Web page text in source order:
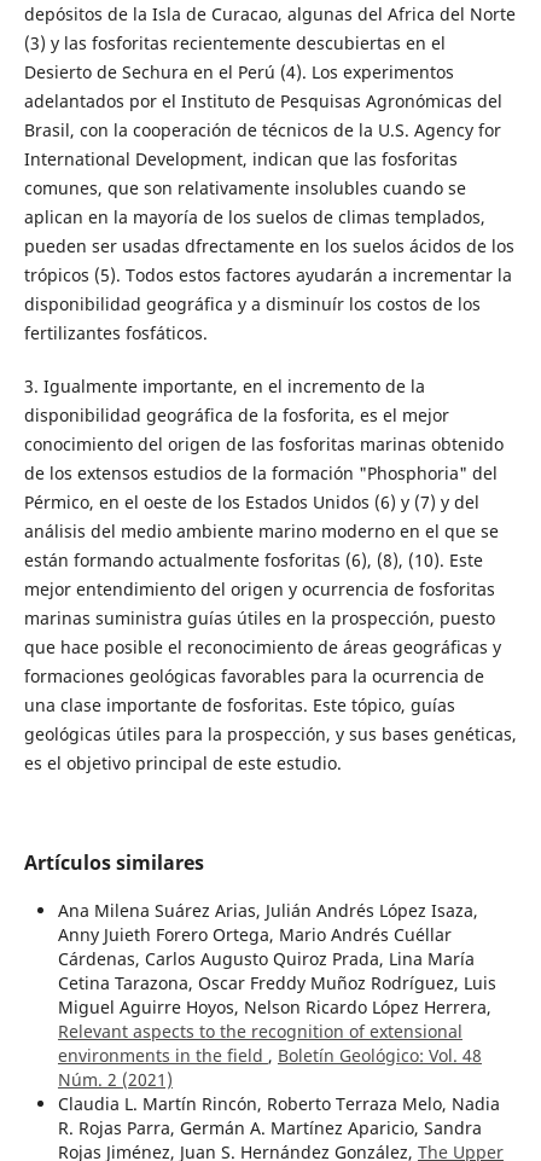
depósitos de la Isla de Curacao, algunas del Africa del Norte
(3) y las fosforitas recientemente descubiertas en el
Desierto de Sechura en el Perú (4). Los experimentos
adelantados por el Instituto de Pesquisas Agronómicas del
Brasil, con la cooperación de técnicos de la U.S. Agency for
International Development, indican que las fosforitas
comunes, que son relativamente insolubles cuando se
aplican en la mayoría de los suelos de climas templados,
pueden ser usadas dfrectamente en los suelos ácidos de los
trópicos (5). Todos estos factores ayudarán a incrementar la
disponibilidad geográfica y a disminuír los costos de los
fertilizantes fosfáticos.
3. Igualmente importante, en el incremento de la
disponibilidad geográfica de la fosforita, es el mejor
conocimiento del origen de las fosforitas marinas obtenido
de los extensos estudios de la formación "Phosphoria" del
Pérmico, en el oeste de los Estados Unidos (6) y (7) y del
análisis del medio ambiente marino moderno en el que se
están formando actualmente fosforitas (6), (8), (10). Este
mejor entendimiento del origen y ocurrencia de fosforitas
marinas suministra guías útiles en la prospección, puesto
que hace posible el reconocimiento de áreas geográficas y
formaciones geológicas favorables para la ocurrencia de
una clase importante de fosforitas. Este tópico, guías
geológicas útiles para la prospección, y sus bases genéticas,
es el objetivo principal de este estudio.
Artículos similares
Ana Milena Suárez Arias, Julián Andrés López Isaza,
Anny Juieth Forero Ortega, Mario Andrés Cuéllar
Cárdenas, Carlos Augusto Quiroz Prada, Lina María
Cetina Tarazona, Oscar Freddy Muñoz Rodríguez, Luis
Miguel Aguirre Hoyos, Nelson Ricardo López Herrera,
Relevant aspects to the recognition of extensional
environments in the field , Boletín Geológico: Vol. 48
Núm. 2 (2021)
Claudia L. Martín Rincón, Roberto Terraza Melo, Nadia
R. Rojas Parra, Germán A. Martínez Aparicio, Sandra
Rojas Jiménez, Juan S. Hernández González, The Upper